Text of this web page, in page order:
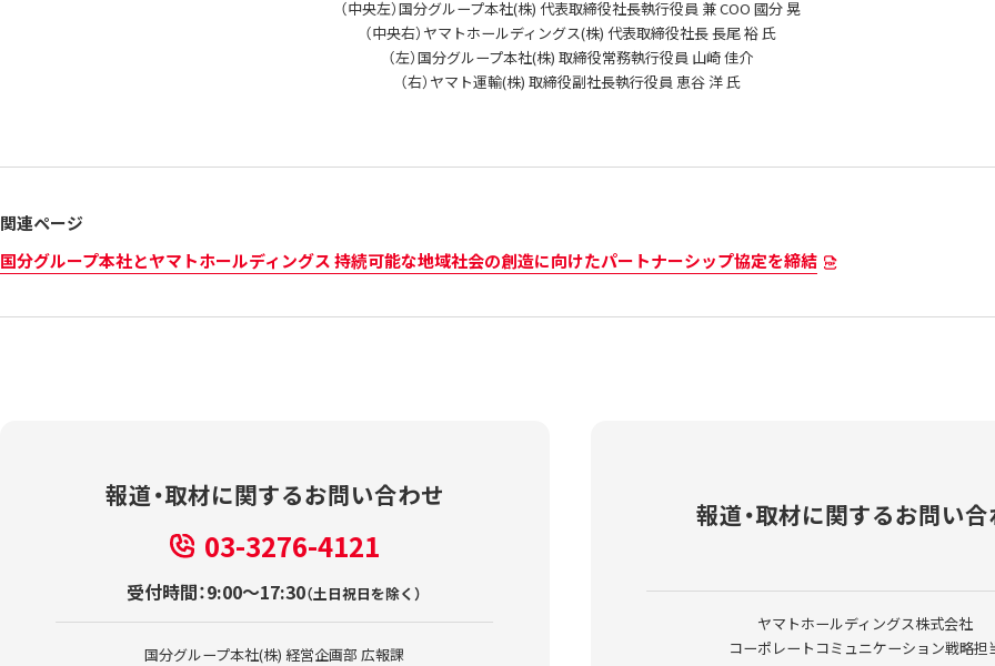
（中央左）国分グループ本社(株) 代表取締役社長執行役員 兼 COO 國分 晃
（中央右）ヤマトホールディングス(株) 代表取締役社長 長尾 裕 氏
（左）国分グループ本社(株) 取締役常務執行役員 山崎 佳介
（右）ヤマト運輸(株) 取締役副社長執行役員 恵谷 洋 氏
関連ページ
国分グループ本社とヤマトホールディングス 持続可能な地域社会の創造に向けたパートナーシップ協定を締結
報道・取材に関するお問い合わせ
03-3276-4121
受付時間：9:00～17:30（土日祝日を除く）
国分グループ本社(株) 経営企画部 広報課
報道・取材に関するお問い
ヤマトホールディングス株式会社
コーポレートコミュニケーション戦略担